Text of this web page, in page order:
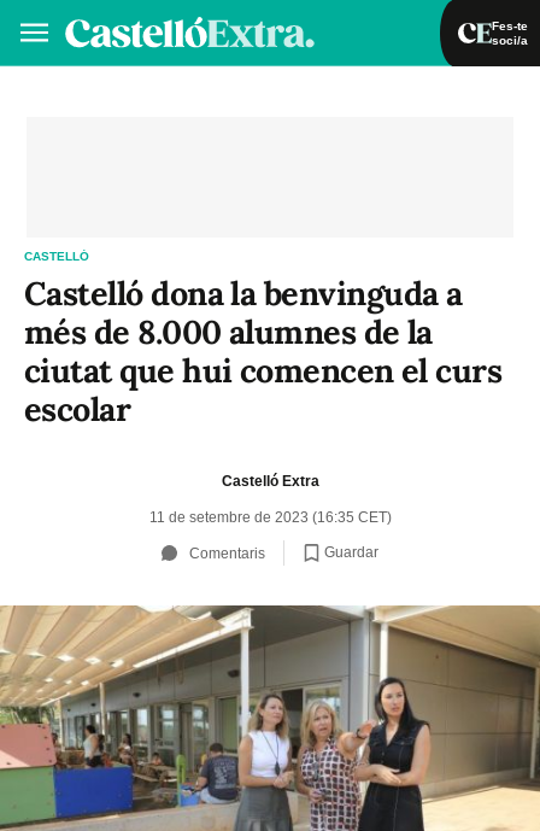
Fes-te
soci/a
CASTELLÓ
Castelló dona la benvinguda a
més de 8.000 alumnes de la
ciutat que hui comencen el curs
escolar
Castelló Extra
11 de setembre de 2023 (16:35 CET)
Comentaris Guardar